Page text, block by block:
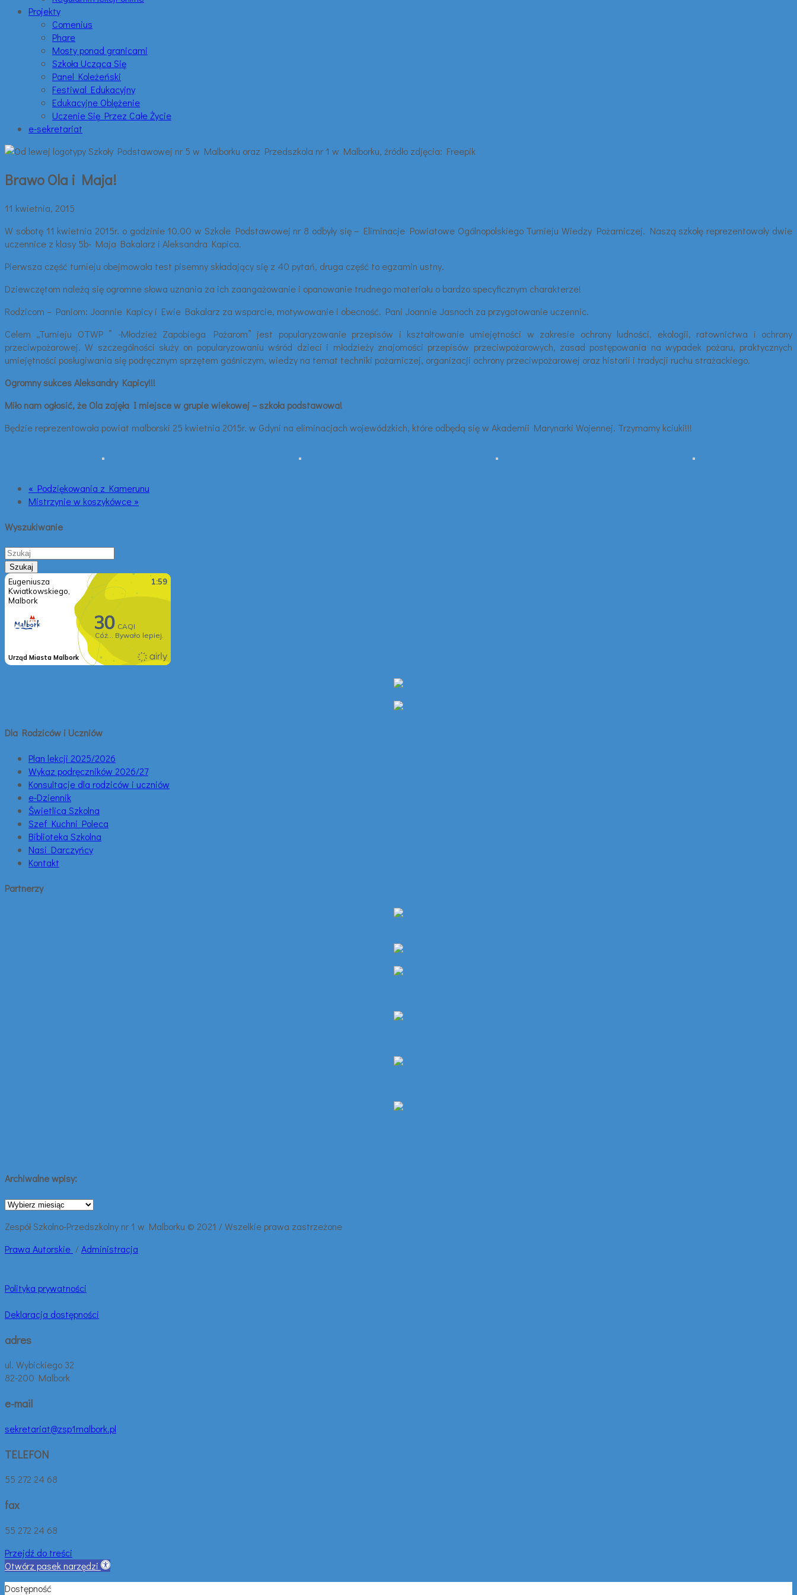
Projekty
Comenius
Phare
Mosty ponad granicami
Szkoła Ucząca Się
Panel Koleżeński
Festiwal Edukacyjny
Edukacyjne Oblężenie
Uczenie Się Przez Całe Życie
e-sekretariat
Brawo Ola i Maja!
11 kwietnia, 2015
W sobotę 11 kwietnia 2015r. o godzinie 10.00 w Szkole Podstawowej nr 8 odbyły się – Eliminacje Powiatowe Ogólnopolskiego Turnieju Wiedzy Pożarniczej. Naszą szkołę reprezentowały dwie
uczennice z klasy 5b- Maja Bakalarz i Aleksandra Kapica.
Pierwsza część turnieju obejmowała test pisemny składający się z 40 pytań, druga część to egzamin ustny.
Dziewczętom należą się ogromne słowa uznania za ich zaangażowanie i opanowanie trudnego materiału o bardzo specyficznym charakterze!
Rodzicom – Paniom: Joannie Kapicy i Ewie Bakalarz za wsparcie, motywowanie i obecność. Pani Joannie Jasnoch za przygotowanie uczennic.
Celem „Turnieju OTWP ” -Młodzież Zapobiega Pożarom” jest popularyzowanie przepisów i kształtowanie umiejętności w zakresie ochrony ludności, ekologii, ratownictwa i ochrony
przeciwpożarowej. W szczególności służy on popularyzowaniu wśród dzieci i młodzieży znajomości przepisów przeciwpożarowych, zasad postępowania na wypadek pożaru, praktycznych
umiejętności posługiwania się podręcznym sprzętem gaśniczym, wiedzy na temat techniki pożarniczej, organizacji ochrony przeciwpożarowej oraz historii i tradycji ruchu strażackiego.
Ogromny sukces Aleksandry Kapicy!!!
Miło nam ogłosić, że Ola zajęła I miejsce w grupie wiekowej – szkoła podstawowa!
Będzie reprezentowała powiat malborski 25 kwietnia 2015r. w Gdyni na eliminacjach wojewódzkich, które odbędą się w Akademii Marynarki Wojennej. Trzymamy kciuki!!!
« Podziękowania z Kamerunu
Mistrzynie w koszykówce »
Wyszukiwanie
Dla Rodziców i Uczniów
Plan lekcji 2025/2026
Wykaz podręczników 2026/27
Konsultacje dla rodziców i uczniów
e-Dziennik
Świetlica Szkolna
Szef Kuchni Poleca
Biblioteka Szkolna
Nasi Darczyńcy
Kontakt
Partnerzy
Archiwalne wpisy:
Archiwalne
Zespół Szkolno-Przedszkolny nr 1 w Malborku © 2021 / Wszelkie prawa zastrzeżone
Prawa Autorskie /Administracja
Polityka prywatności
Deklaracja dostępności
adres
ul. Wybickiego 32
82-200 Malbork
e-mail
sekretariat@zsp1malbork.pl
TELEFON
55 272 24 68
fax
55 272 24 68
Przejdź do treści
Otwórz pasek narzędzi
Dostępność